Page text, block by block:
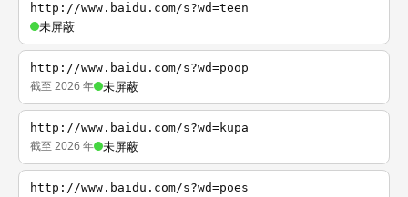
http://www.baidu.com/s?wd=teen
未屏蔽
http://www.baidu.com/s?wd=poop
截至 2026 年 未屏蔽
http://www.baidu.com/s?wd=kupa
截至 2026 年 未屏蔽
http://www.baidu.com/s?wd=poes